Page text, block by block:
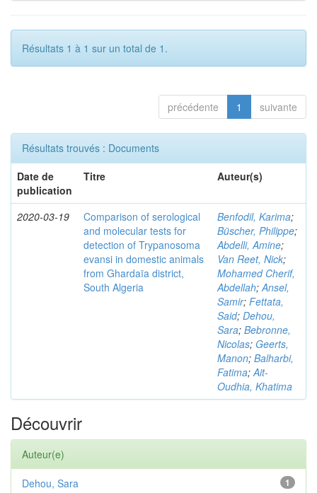
Résultats 1 à 1 sur un total de 1.
précédente 1 suivante
Résultats trouvés : Documents
Date de
publication
Titre Auteur(s)
2020-03-19
Comparison of serological
and molecular tests for
detection of Trypanosoma
evansi in domestic animals
from Ghardaïa district,
South Algeria
Benfodil, Karima;
Büscher, Philippe;
Abdelli, Amine;
Van Reet, Nick;
Mohamed Cherif,
Abdellah;Ansel,
Samir; Fettata,
Said; Dehou,
Sara; Bebronne,
Nicolas; Geerts,
Manon; Balharbi,
Fatima;Ait-
Oudhia, Khatima
Découvrir
Auteur(e)
1
Dehou, Sara